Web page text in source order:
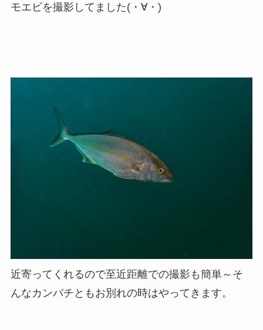
モエビを撮影してました(・∀・)
近寄ってくれるので至近距離での撮影も簡単～そ
んなカンパチともお別れの時はやってきます。